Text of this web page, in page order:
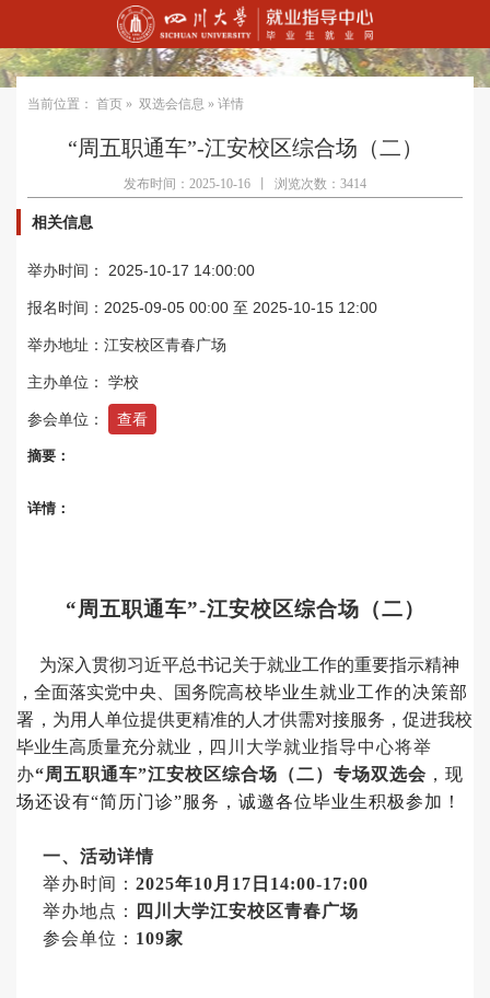
当前位置： 首页 » 双选会信息 » 详情
“周五职通车”-江安校区综合场（二）
发布时间：2025-10-16 浏览次数：3414
相关信息
举办时间： 2025-10-17 14:00:00
报名时间：2025-09-05 00:00 至 2025-10-15 12:00
举办地址：江安校区青春广场
主办单位： 学校
参会单位： 查看
摘要：
详情：
“周五职通车”-江安校区综合场（二）
为深入贯彻习近平总书记关于就业工作的重要指示精神
，全面落实党中央、国务院高校毕业生就业工作的决策部
署 ，为用人单位提供更精准的人才供需对接服务，促进我校
毕业生高质量充分就业， 四川大学就业指导中心将举
办“周五职通车”江安校区综合场（二）专场双选会 ， 现
场还设有“简历门诊”服务，诚邀各位毕业生积极参加 ！
一、活动详情
举办时间： 2025年10 月 17 日 14:00-17:00
举办地点：
四川大学江安校区青春广场
参会单位： 109家